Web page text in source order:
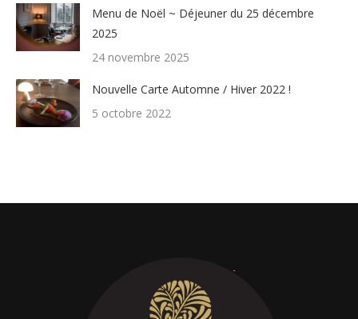
Menu de Noël ~ Déjeuner du 25 décembre
2025
24 novembre 2025
Nouvelle Carte Automne / Hiver 2022 !
5 octobre 2022